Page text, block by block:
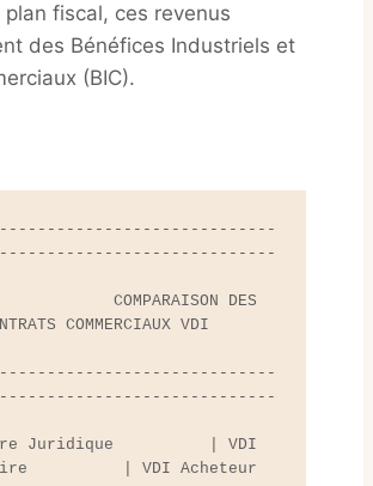
plan fiscal, ces revenus
des Bénéfices Industriels et
(BIC).
COMPARAISON DES
COMMERCIAUX VDI
Juridique          | VDI
| VDI Acheteur